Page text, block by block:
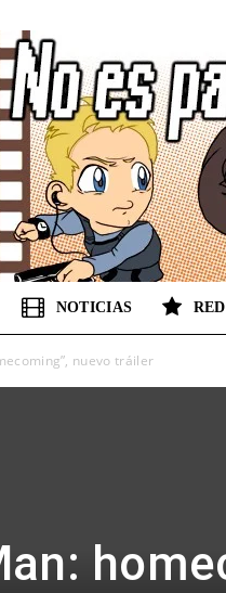
NOTICIAS
nuevo tráiler